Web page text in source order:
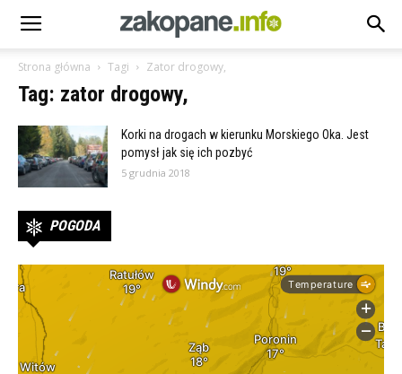
Strona główna Tagi Zator drogowy,
Tag: zator drogowy,
Korki na drogach w kierunku Morskiego Oka. Jest
pomysł jak się ich pozbyć
5 grudnia 2018
POGODA